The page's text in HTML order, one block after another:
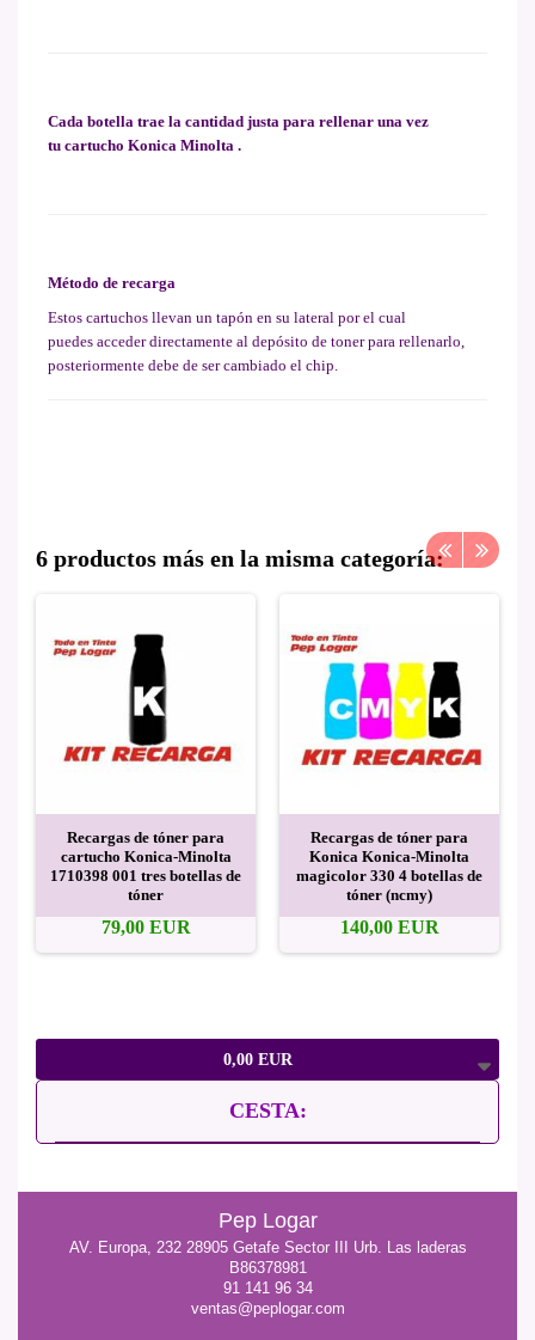
0,00 EUR
CESTA:
Cada botella trae la cantidad justa para rellenar una vez
tu cartucho Konica Minolta .
Método de recarga
Estos cartuchos llevan un tapón en su lateral por el cual
puedes acceder directamente al depósito de toner para rellenarlo,
posteriormente debe de ser cambiado el chip.
6 productos más en la misma categoría:
Recargas de tóner para
cartucho Konica-Minolta
1710398 001 tres botellas de
tóner
79,00 EUR
Recargas de tóner para
Konica Konica-Minolta
magicolor 330 4 botellas de
tóner (ncmy)
140,00 EUR
Pep Logar
AV. Europa, 232 28905 Getafe Sector III Urb. Las laderas
B86378981
91 141 96 34
ventas@peplogar.com